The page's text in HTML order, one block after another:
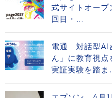
式サイトオー
回目・...
電通 対話型AI
ん」に教育視
実証実験を踏ま